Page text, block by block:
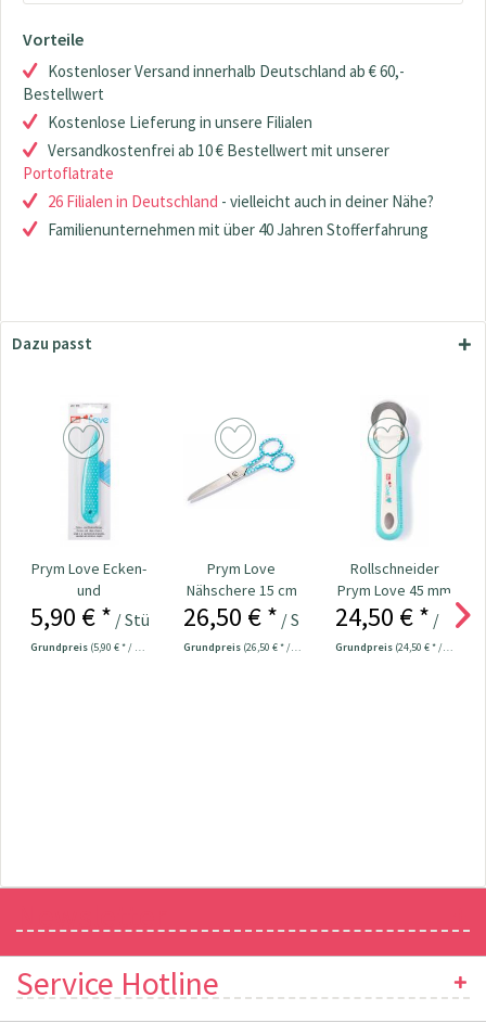
Vorteile
Kostenloser Versand innerhalb Deutschland ab € 60,-
Bestellwert
Kostenlose Lieferung in unsere Filialen
Versandkostenfrei ab 10 € Bestellwert mit unserer
Portoflatrate
26 Filialen in Deutschland - vielleicht auch in deiner Nähe?
Familienunternehmen mit über 40 Jahren Stofferfahrung
Dazu passt
Prym Love Ecken-
und
Kantenformer Nr.
5,90 € * / Stück
Grundpreis (5,90 € * / 1 Stück)
Prym Love
Nähschere 15 cm
Nr. 610541
26,50 € * / Stück
Grundpreis (26,50 € * / 1 Stück)
Rollschneider
Prym Love 45 mm
24,50 € * / Stück
Grundpreis (24,50 € * / 1 Stück)
Service Hotline